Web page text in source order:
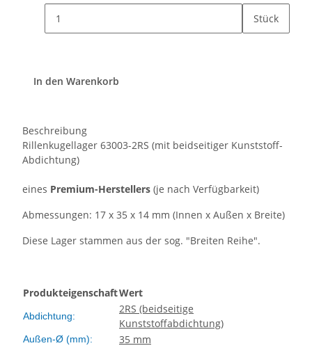
Stück
In den Warenkorb
Beschreibung
Rillenkugellager 63003-2RS (mit beidseitiger Kunststoff-
Abdichtung)
eines Premium-Herstellers (je nach Verfügbarkeit)
Abmessungen: 17 x 35 x 14 mm (Innen x Außen x Breite)
Diese Lager stammen aus der sog. "Breiten Reihe".
ProdukteigenschaftWert
Abdichtung:
2RS (beidseitige
Kunststoffabdichtung)
Außen-Ø (mm): 35 mm